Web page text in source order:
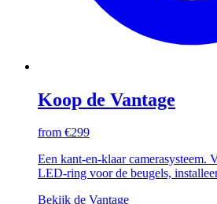
Koop de Vantage
from €299
Een kant-en-klaar camerasysteem.
LED-ring voor de beugels,
Bekijk de Vantage